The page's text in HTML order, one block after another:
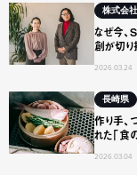
株式会
なぜ今
創が切
2026.03.24
なぜ今、SMBCグ
長崎県
作り手、
れた「食
2026.03.04
作り手、つなぎ手